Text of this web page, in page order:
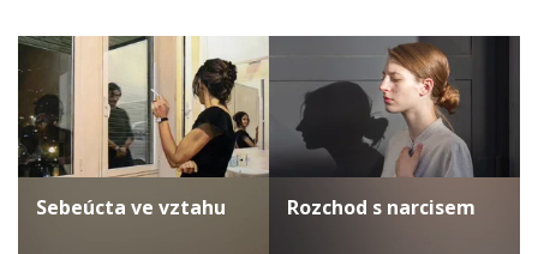
Sebeúcta ve vztahu Rozchod s narcisem